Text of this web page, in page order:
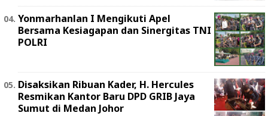
Yonmarhanlan I Mengikuti Apel
Bersama Kesiagapan dan Sinergitas TNI
POLRI
Disaksikan Ribuan Kader, H. Hercules
Resmikan Kantor Baru DPD GRIB Jaya
Sumut di Medan Johor